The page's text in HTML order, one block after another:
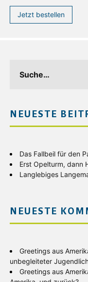
Jetzt bestellen
NEUESTE
Das Fallbeil für den
Erst Opelturm, dann
Langlebiges
NEUESTE
Greetings aus
unbegleiteter
Greetings aus